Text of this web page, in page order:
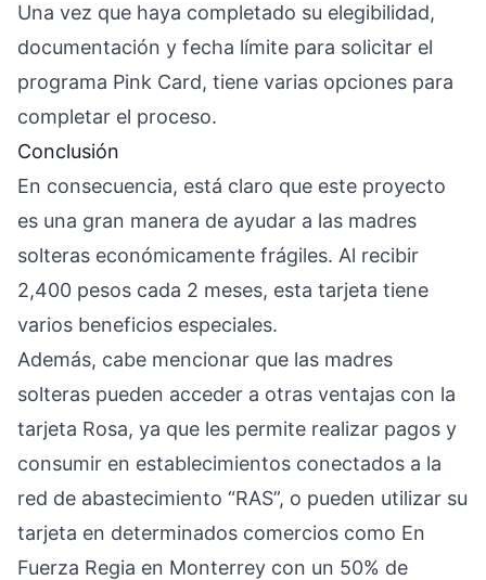
Una vez que haya completado su elegibilidad,
documentación y fecha límite para solicitar el
programa Pink Card, tiene varias opciones para
completar el proceso.
Conclusión
En consecuencia, está claro que este proyecto
es una gran manera de ayudar a las madres
solteras económicamente frágiles. Al recibir
2,400 pesos cada 2 meses, esta tarjeta tiene
varios beneficios especiales.
Además, cabe mencionar que las madres
solteras pueden acceder a otras ventajas con la
tarjeta Rosa, ya que les permite realizar pagos y
consumir en establecimientos conectados a la
red de abastecimiento “RAS”, o pueden utilizar su
tarjeta en determinados comercios como En
Fuerza Regia en Monterrey con un 50% de